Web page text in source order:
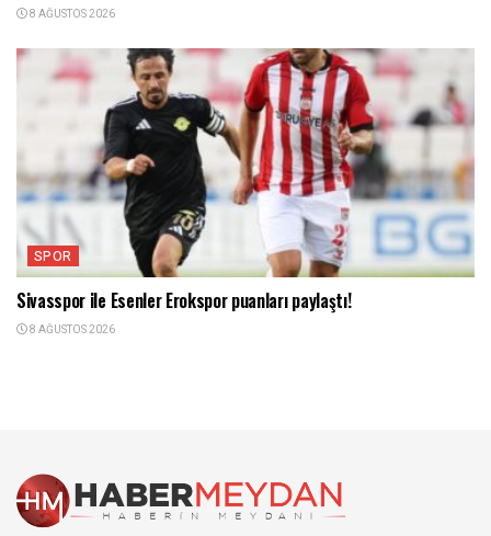
8 AĞUSTOS 2026
SPOR
Sivasspor ile Esenler Erokspor puanları paylaştı!
8 AĞUSTOS 2026